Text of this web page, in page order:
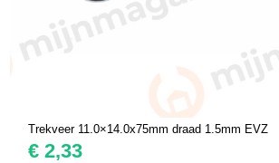
Trekveer 11.0×14.0x75mm draad 1.5mm EVZ
€ 2,33